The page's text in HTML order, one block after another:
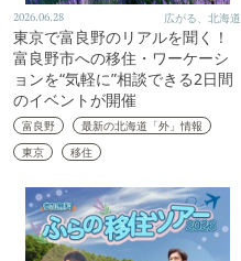
2026.06.28 広がる、北海道
東京で富良野のリアルを聞く！
富良野市への移住・ワーケーシ
ョンを“気軽に”相談できる2日間
のイベントが開催
富良野
最新の北海道「外」情報
東京
移住